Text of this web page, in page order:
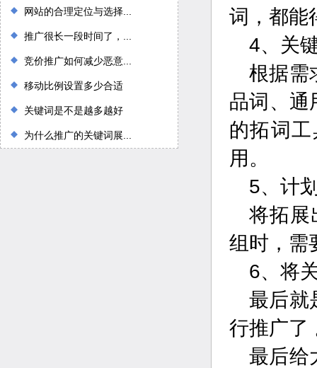
网站的合理定位与选择...
推广很长一段时间了，...
竞价推广如何减少恶意...
移动比例设置多少合适
关键词是不是越多越好
为什么推广的关键词展...
词，都能
4、关
根据需
品词、通
的拓词
用。
5、计
将拓展
组时，需
6、将
最后就
行推广了
最后给